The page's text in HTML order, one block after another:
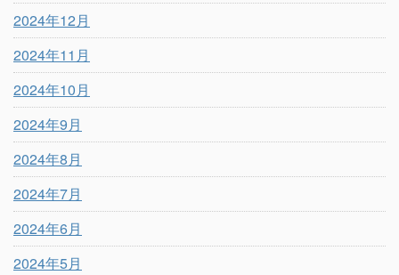
2024年12月
2024年11月
2024年10月
2024年9月
2024年8月
2024年7月
2024年6月
2024年5月